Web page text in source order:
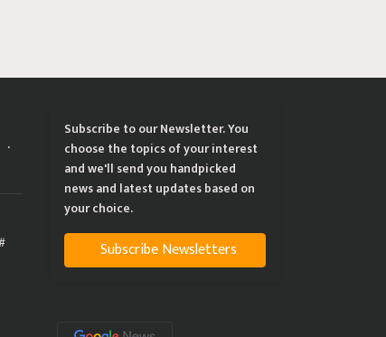
Subscribe to our Newsletter. You
choose the topics of your interest
and we'll send you handpicked
news and latest updates based on
your choice.
Subscribe Newsletters